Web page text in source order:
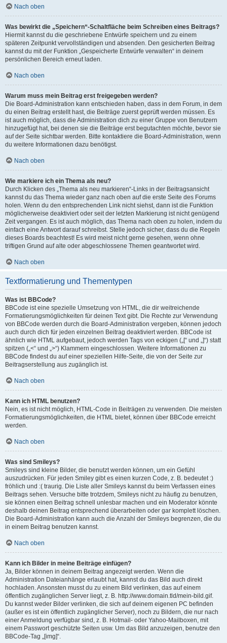
Nach oben
Was bewirkt die „Speichern“-Schaltfläche beim Schreiben eines Beitrags?
Hiermit kannst du die geschriebene Entwürfe speichern und zu einem
späteren Zeitpunkt vervollständigen und absenden. Den gesicherten Beitrag
kannst du mit der Funktion „Gespeicherte Entwürfe verwalten“ in deinem
persönlichen Bereich erneut laden.
Nach oben
Warum muss mein Beitrag erst freigegeben werden?
Die Board-Administration kann entschieden haben, dass in dem Forum, in dem
du einen Beitrag erstellt hast, die Beiträge zuerst geprüft werden müssen. Es
ist auch möglich, dass die Administration dich zu einer Gruppe von Benutzern
hinzugefügt hat, bei denen sie die Beiträge erst begutachten möchte, bevor sie
auf der Seite sichtbar werden. Bitte kontaktiere die Board-Administration, wenn
du weitere Informationen dazu benötigst.
Nach oben
Wie markiere ich ein Thema als neu?
Durch Klicken des „Thema als neu markieren“-Links in der Beitragsansicht
kannst du das Thema wieder ganz nach oben auf die erste Seite des Forums
holen. Wenn du den entsprechenden Link nicht siehst, dann ist die Funktion
möglicherweise deaktiviert oder seit der letzten Markierung ist nicht genügend
Zeit vergangen. Es ist auch möglich, das Thema nach oben zu holen, indem du
einfach eine Antwort darauf schreibst. Stelle jedoch sicher, dass du die Regeln
dieses Boards beachtest! Es wird meist nicht gerne gesehen, wenn ohne
triftigen Grund auf alte oder abgeschlossene Themen geantwortet wird.
Nach oben
Textformatierung und Thementypen
Was ist BBCode?
BBCode ist eine spezielle Umsetzung von HTML, die dir weitreichende
Formatierungsmöglichkeiten für deinen Text gibt. Die Rechte zur Verwendung
von BBCode werden durch die Board-Administration vergeben, können jedoch
auch durch dich für jeden einzelnen Beitrag deaktiviert werden. BBCode ist
ähnlich wie HTML aufgebaut, jedoch werden Tags von eckigen („[“ und „]“) statt
spitzen („<“ und „>“) Klammern eingeschlossen. Weitere Informationen zu
BBCode findest du auf einer speziellen Hilfe-Seite, die von der Seite zur
Beitragserstellung aus zugänglich ist.
Nach oben
Kann ich HTML benutzen?
Nein, es ist nicht möglich, HTML-Code in Beiträgen zu verwenden. Die meisten
Formatierungsmöglichkeiten, die HTML bietet, können über BBCode erreicht
werden.
Nach oben
Was sind Smileys?
Smileys sind kleine Bilder, die benutzt werden können, um ein Gefühl
auszudrücken. Für jeden Smiley gibt es einen kurzen Code, z. B. bedeutet :)
fröhlich und :( traurig. Die Liste aller Smileys kannst du beim Verfassen eines
Beitrags sehen. Versuche bitte trotzdem, Smileys nicht zu häufig zu benutzen,
sie können einen Beitrag schnell unlesbar machen und ein Moderator könnte
deshalb deinen Beitrag entsprechend überarbeiten oder gar komplett löschen.
Die Board-Administration kann auch die Anzahl der Smileys begrenzen, die du
in einem Beitrag benutzen kannst.
Nach oben
Kann ich Bilder in meine Beiträge einfügen?
Ja, Bilder können in deinem Beitrag angezeigt werden. Wenn die
Administration Dateianhänge erlaubt hat, kannst du das Bild auch direkt
hochladen. Ansonsten musst du zu einem Bild verlinken, das auf einem
öffentlich zugänglichen Server liegt, z. B. http://www.domain.tld/mein-bild.gif.
Du kannst weder Bilder verlinken, die sich auf deinem eigenen PC befinden
(außer es ist ein öffentlich zugänglicher Server), noch zu Bildern, die nur nach
einer Anmeldung verfügbar sind, z. B. Hotmail- oder Yahoo-Mailboxen, mit
einem Passwort geschützte Seiten usw. Um das Bild anzuzeigen, benutze den
BBCode-Tag „[img]“.